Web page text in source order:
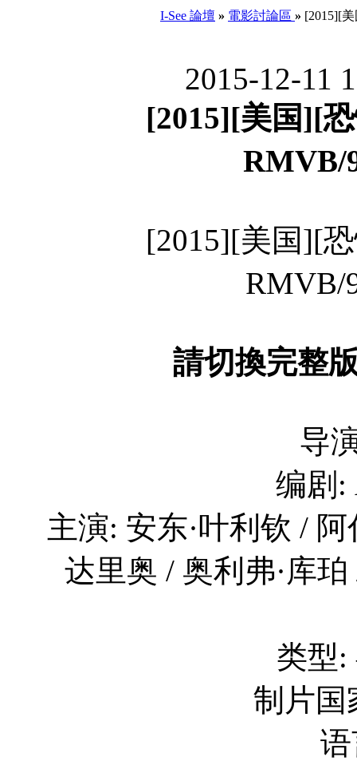
I-See 論壇 » 電影討論區 » [2015][
2015-12-11
[2015][美国][
RMVB/
[2015][美国][
RMVB/
請切換完整
导
编剧:
主演: 安东·叶利钦 /
达里奥 / 奥利弗·库
类型:
制片国